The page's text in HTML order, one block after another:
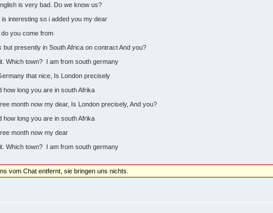
is very bad. Do we know us?
is interesting so i added you my dear
you come from
but presently in South Africa on contract And you?
Which town? I am from south germany
that nice, Is London precisely
how long you are in south Afrika
month now my dear, Is London precisely, And you?
how long you are in south Afrika
month now my dear
Which town? I am from south germany
vom Chat entfernt, sie bringen uns nichts.